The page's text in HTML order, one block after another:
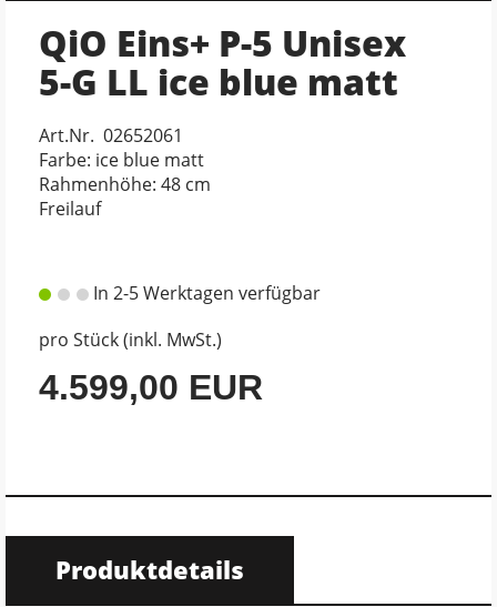
QiO Eins+ P-5 Unisex
5-G LL ice blue matt
Art.Nr. 02652061
Farbe: ice blue matt
Rahmenhöhe: 48 cm
Freilauf
In 2-5 Werktagen verfügbar
pro Stück (inkl. MwSt.)
4.599,00 EUR
Produktdetails